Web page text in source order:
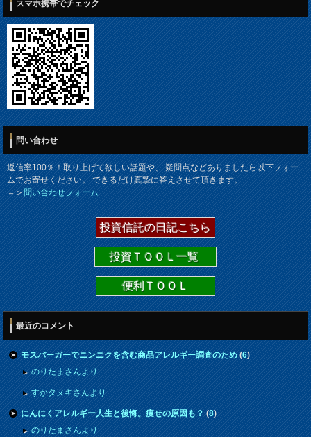
スマホ携帯でチェック
問い合わせ
返信率100％！取り上げて欲しい話題や、 疑問点などありましたら以下フォー
ムでお寄せください。 できるだけ真摯に答えさせて頂きます。
＝＞問い合わせフォーム
投資信託の日記こちら
投資ＴＯＯＬ一覧
便利ＴＯＯＬ
最近のコメント
モスバーガーでニンニクを含む商品アレルギー調査のため(6)
のりたまさんより
すかタヌキさんより
にんにくアレルギー人生と後悔。痩せの原因も？(8)
のりたまさんより